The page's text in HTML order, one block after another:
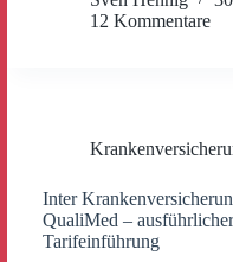
12 Kommentare
Inter
QualiMed –
Tarifeinführung